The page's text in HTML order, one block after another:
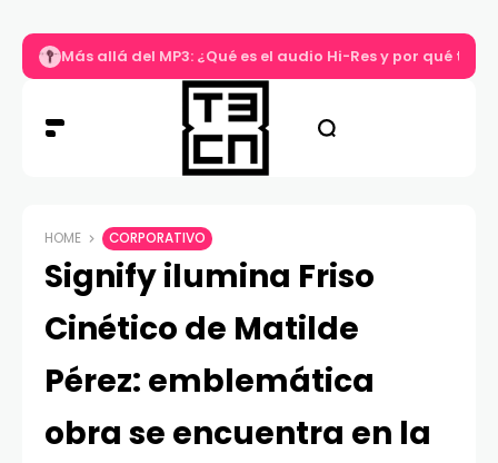
Más allá del MP3: ¿Qué es el audio Hi-Res y por qué tu
HOME CORPORATIVO
Signify ilumina Friso
Cinético de Matilde
Pérez: emblemática
obra se encuentra en la